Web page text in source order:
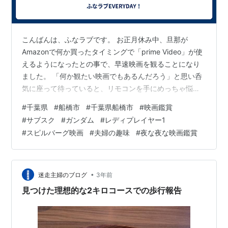
こんばんは、ふなラブです。 お正月休み中、旦那が
Amazonで何か買ったタイミングで「prime Video」が使
えるようになったとの事で、早速映画を観ることになり
ました。 「何か観たい映画でもあるんだろう」と思い呑
気に座って待っていると、リモコンを手にめっちゃ悩む
ないの？！ 結局何を観るか考えあぐねていたので、私が
観たかった「レディ・プレイヤー1」を提案しました。う
ちの末弟の激おススメで、一度観ましたがめっちゃ面白
かったし、何度観ても面白いと思ったからです。
wwws.warnerbros.co.jp すると何と旦那は観たことない
と言うのです…
#千葉県 #船橋市 #千葉県船橋市 #映画鑑賞
#サブスク #ガンダム #レディプレイヤー1
#スピルバーグ映画 #夫婦の趣味 #夜な夜な映画鑑賞
迷走主婦のブログ • 3年前
見つけた理想的な2キロコースでの歩行報告